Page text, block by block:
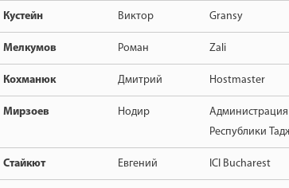
Кустейн Виктор Gransy
Мелкумов Роман Zali
Кохманюк Дмитрий Hostmaster
Мирзоев Нодир
Республики
Стайкют Евгений ICI Bucharest